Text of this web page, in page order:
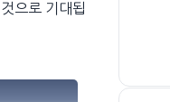
으로 기대됩